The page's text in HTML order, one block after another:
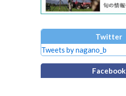
Twitter
Tweets by nagano_b
Facebook